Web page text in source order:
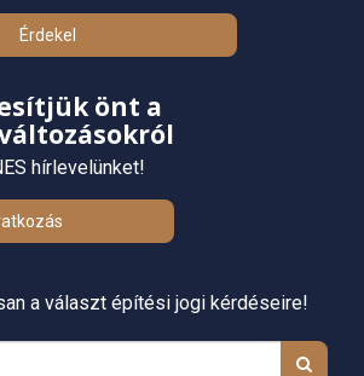
Érdekel
önt a
hírlevelünket!
a választ építési jogi kérdéseire!